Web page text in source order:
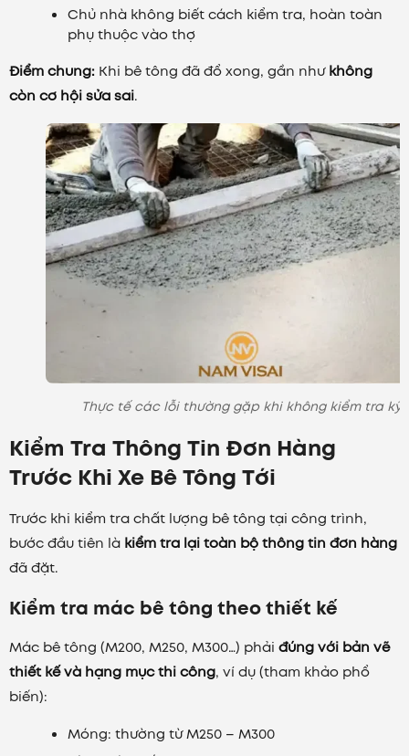
Chủ nhà không biết cách kiểm tra, hoàn toàn
phụ thuộc vào thợ
Điểm chung: Khi bê tông đã đổ xong, gần nhưkhông
còn cơ hội sửa sai.
Thực tế các lỗi thường gặp khi không kiểm tra kỹ
Kiểm Tra Thông Tin Đơn Hàng
Trước Khi Xe Bê Tông Tới
Trước khi kiểm tra chất lượng bê tông tại công trình,
bước đầu tiên là kiểm tra lại toàn bộ thông tin đơn hàng
đã đặt.
Kiểm tra mác bê tông theo thiết kế
Mác bê tông (M200, M250, M300…) phải đúng với bản vẽ
thiết kế và hạng mục thi công, ví dụ (tham khảo phổ
biến):
Móng: thường từ M250 – M300